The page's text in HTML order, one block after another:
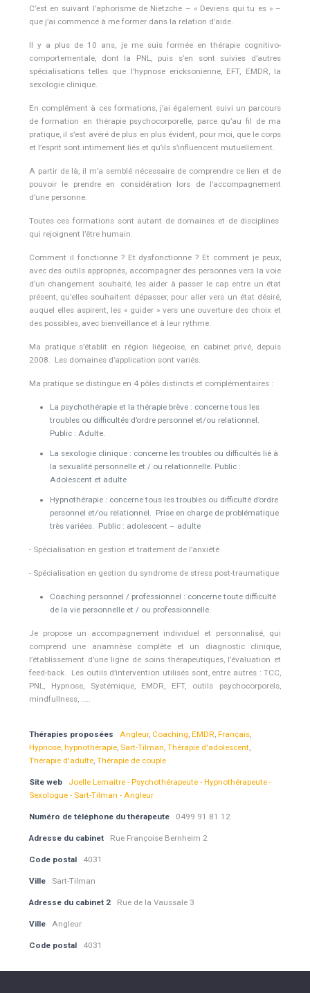
Thérapies proposées Angleur, Coaching, EMDR, Français,
Hypnose, hypnothérapie, Sart-Tilman, Thérapie d'adolescent,
Thérapie d'adulte, Thérapie de couple
C’est en suivant l’aphorisme de Nietzche – « Deviens qui tu es » –
que j’ai commencé à me former dans la relation d’aide.
Il y a plus de 10 ans, je me suis formée en thérapie cognitivo-
comportementale, dont la PNL, puis s’en sont suivies d’autres
spécialisations telles que l’hypnose ericksonienne, EFT, EMDR, la
sexologie clinique.
En complément à ces formations, j’ai également suivi un parcours
de formation en thérapie psychocorporelle, parce qu’au fil de ma
pratique, il s’est avéré de plus en plus évident, pour moi, que le corps
et l’esprit sont intimement liés et qu’ils s’influencent mutuellement.
A partir de là, il m’a semblé nécessaire de comprendre ce lien et de
pouvoir le prendre en considération lors de l’accompagnement
d’une personne.
Toutes ces formations sont autant de domaines et de disciplines
qui rejoignent l’être humain.
Comment il fonctionne ? Et dysfonctionne ? Et comment je peux,
avec des outils appropriés, accompagner des personnes vers la voie
d’un changement souhaité, les aider à passer le cap entre un état
présent, qu’elles souhaitent dépasser, pour aller vers un état désiré,
auquel elles aspirent, les « guider » vers une ouverture des choix et
des possibles, avec bienveillance et à leur rythme.
Ma pratique s’établit en région liégeoise, en cabinet privé, depuis
2008. Les domaines d’application sont variés.
Ma pratique se distingue en 4 pôles distincts et complémentaires :
La psychothérapie et la thérapie brève : concerne tous les
troubles ou difficultés d’ordre personnel et/ou relationnel.
Public : Adulte.
La sexologie clinique : concerne les troubles ou difficultés lié à
la sexualité personnelle et / ou relationnelle. Public :
Adolescent et adulte
Hypnothérapie : concerne tous les troubles ou difficulté d’ordre
personnel et/ou relationnel. Prise en charge de problématique
très variées. Public : adolescent – adulte
- Spécialisation en gestion et traitement de l’anxiété
- Spécialisation en gestion du syndrome de stress post-traumatique
Coaching personnel / professionnel : concerne toute difficulté
de la vie personnelle et / ou professionnelle.
Je propose un accompagnement individuel et personnalisé, qui
comprend une anamnèse complète et un diagnostic clinique,
l’établissement d’une ligne de soins thérapeutiques, l’évaluation et
feed-back. Les outils d’intervention utilisés sont, entre autres : TCC,
PNL, Hypnose, Systémique, EMDR, EFT, outils psychocorporels,
mindfullness, …..
Site web
Joelle Lemaitre - Psychothérapeute - Hypnothérapeute -
Sexologue - Sart-Tilman - Angleur
Numéro de téléphone du thérapeute 0499 91 81 12
Adresse du cabinet Rue Françoise Bernheim 2
Code postal 4031
Ville Sart-Tilman
Adresse du cabinet 2 Rue de la Vaussale 3
Ville Angleur
Code postal 4031